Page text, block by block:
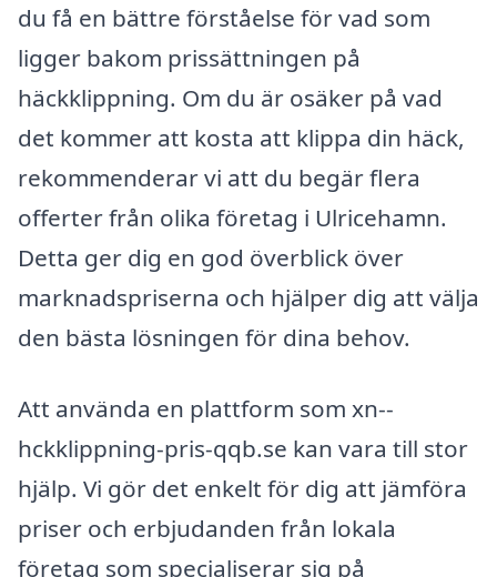
du få en bättre förståelse för vad som
ligger bakom prissättningen på
häckklippning. Om du är osäker på vad
det kommer att kosta att klippa din häck,
rekommenderar vi att du begär flera
offerter från olika företag i Ulricehamn.
Detta ger dig en god överblick över
marknadspriserna och hjälper dig att välja
den bästa lösningen för dina behov.
Att använda en plattform som xn--
hckklippning-pris-qqb.se kan vara till stor
hjälp. Vi gör det enkelt för dig att jämföra
priser och erbjudanden från lokala
företag som specialiserar sig på